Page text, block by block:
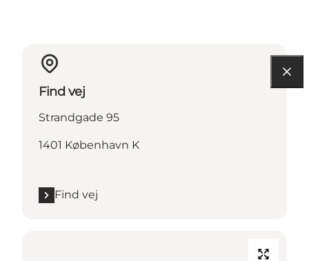
Find vej
Strandgade 95
1401 København K
Find vej